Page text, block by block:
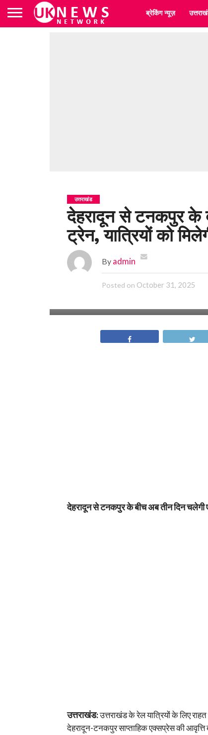
ब्रेकिंग न्यूज़
उत्तराखंड
देहरादून से टनकपुर के
ट्रेन, यात्रियों को
By admin
Posted on October 31, 2025
देहरादून से टनकपुर के बीच अब तीन दिन चलेगी
उत्तराखंड:उत्तराखंड के रेल यात्रियों के लिए
देहरादून-टनकपुर साप्ताहिक एक्सप्रेस की आवृत्ति